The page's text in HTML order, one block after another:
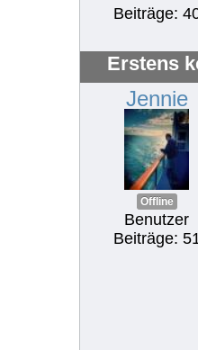
Beiträge:
Erstens
Jennie
Offline
Benutzer
Beiträge: